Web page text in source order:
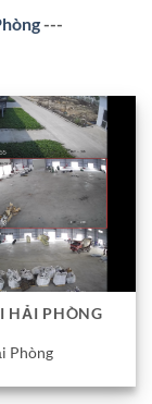
---
HẢI PHÒNG
Phòng